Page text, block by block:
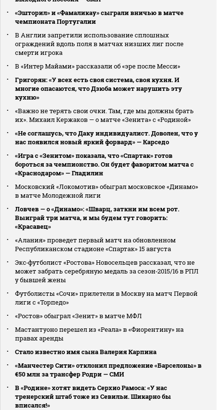
«Эшторил» и «Фамаликау» сыграли вничью в матче
чемпионата Португалии
В Англии запретили использование сплошных
ограждений вдоль поля в матчах низших лиг после
смерти игрока
В «Интер Майами» рассказали об «эре после Месси»
Григорян: «У всех есть своя система, своя кухня. И
многие опасаются, что Дзюба может нарушить эту
кухню»
«Важно не терять свои очки. Там, где мы должны брать
их». Михаил Кержаков — о матче «Зенита» с «Родиной»
«Не соглашусь, что Даку индивидуалист. Доволен, что у
нас появился новый яркий форвард» — Карседо
«Игра с «Зенитом» показала, что «Спартак» готов
бороться за чемпионство. Он будет фаворитом матча с
«Краснодаром» — Гладилин
Московский «Локомотив» обыграл московское «Динамо»
в матче Молодежной лиги
Ловчев — о «Динамо»: «Шварц, заткни им всем рот.
Выиграй три матча, и мы будем тут говорить:
«Красавец»
«Алания» проведет первый матч на обновленном
Республиканском стадионе «Спартак» 15 августа
Экс‑футболист «Ростова» Новосельцев рассказал, что не
может забрать серебряную медаль за сезон‑2015/16 в РПЛ
у бывшей жены
Футболисты «Сочи» прилетели в Москву на матч Первой
лиги с «Торпедо»
«Ростов» обыграл «Зенит» в матче МФЛ
Мастантуоно перешел из «Реала» в «Фиорентину» на
правах аренды
Стало известно имя сына Валерия Карпина
«Манчестер Сити» отклонил предложение «Барселоны» в
€50 млн за трансфер Родри — СМИ
В «Родине» хотят видеть Серхио Рамоса: «У нас
тренерский штаб тоже из Севильи. Шикарно бы
вписался!»